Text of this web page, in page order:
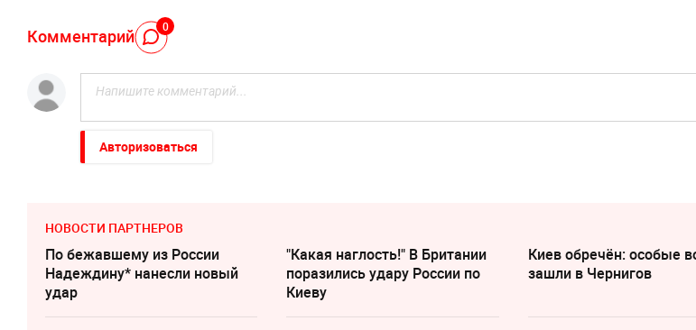
Комментарий 0
Авторизоваться
НОВОСТИ ПАРТНЕРОВ
По бежавшему из России
Надеждину* нанесли новый
удар
"Какая наглость!" В Британии
поразились удару России по
Киеву
Киев обречён: особые
зашли в Чернигов